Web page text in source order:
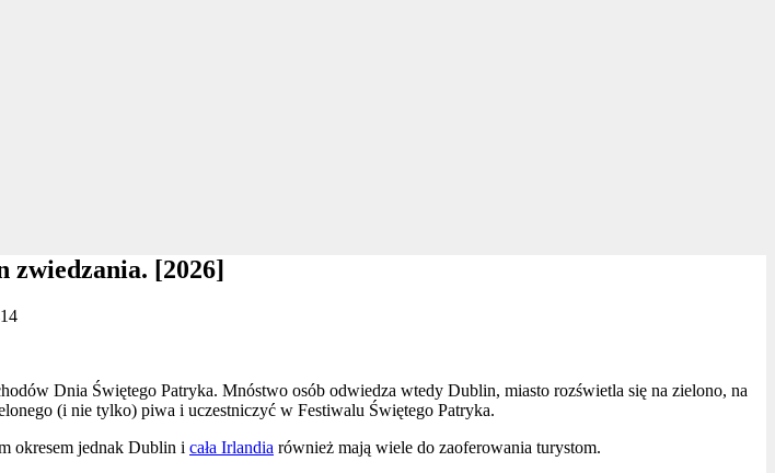
zwiedzania. [2026]
Dnia Świętego Patryka. Mnóstwo osób odwiedza wtedy Dublin, miasto rozświetla się na zielono, na
(i nie tylko) piwa i uczestniczyć w Festiwalu Świętego Patryka.
okresem jednak Dublin i cała Irlandia również mają wiele do zaoferowania turystom.